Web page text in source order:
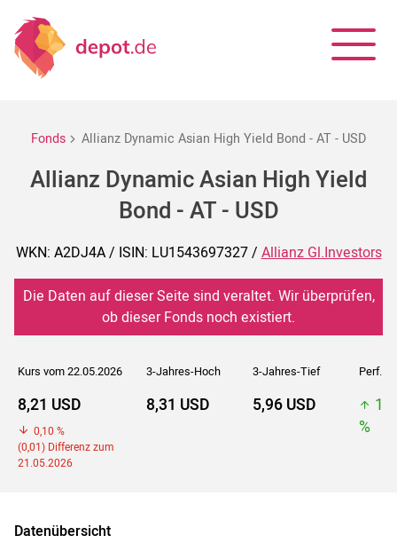
Fonds Allianz Dynamic Asian High Yield Bond - AT - USD
Allianz Dynamic Asian High Yield
Bond - AT - USD
WKN: A2DJ4A / ISIN: LU1543697327 /Allianz Gl.Investors
Die Daten auf dieser Seite sind veraltet. Wir überprüfen,
ob dieser Fonds noch existiert.
Kurs vom 22.05.2026 3-Jahres-Hoch 3-Jahres-Tief Perf. 5J
8,21 USD
0,10 %
(0,01) Differenz zum
21.05.2026
8,31 USD 5,96 USD
%
Datenübersicht